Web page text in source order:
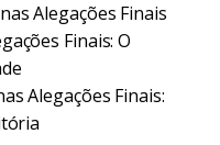
Alegações Finais
Finais: O
Alegações Finais: